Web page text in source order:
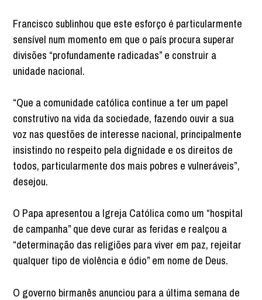
Francisco sublinhou que este esforço é particularmente
sensível num momento em que o país procura superar
divisões “profundamente radicadas” e construir a
unidade nacional.
“Que a comunidade católica continue a ter um papel
construtivo na vida da sociedade, fazendo ouvir a sua
voz nas questões de interesse nacional, principalmente
insistindo no respeito pela dignidade e os direitos de
todos, particularmente dos mais pobres e vulneráveis”,
desejou.
O Papa apresentou a Igreja Católica como um “hospital
de campanha” que deve curar as feridas e realçou a
“determinação das religiões para viver em paz, rejeitar
qualquer tipo de violência e ódio” em nome de Deus.
O governo birmanês anunciou para a última semana de